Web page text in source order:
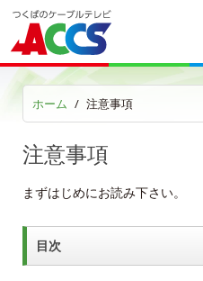
ホーム 注意事項
注意事項
まずはじめにお読み下さい。
目次
Channel Table
ACCSTV
ACCSnet
Cable-plus Phone
Service
ACCS Cable Connection